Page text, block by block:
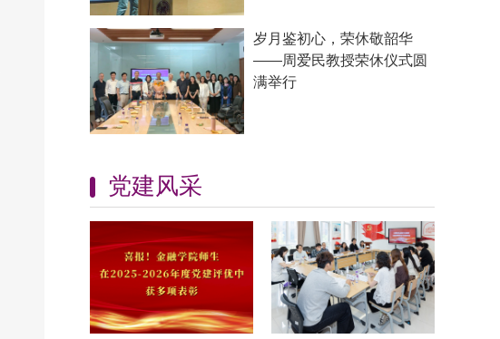
岁月鉴初心，荣休敬韶华
——周爱民教授荣休仪式圆
满举行
党建风采